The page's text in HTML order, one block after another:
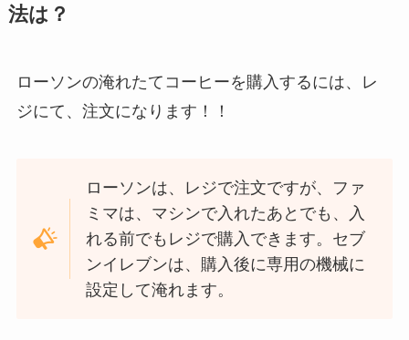
法は？
ローソンの淹れたてコーヒーを購入するには、レ
ジにて、注文になります！！
ローソンは、レジで注文ですが、ファ
ミマは、マシンで入れたあとでも、入
れる前でもレジで購入できます。セブ
ンイレブンは、購入後に専用の機械に
設定して淹れます。